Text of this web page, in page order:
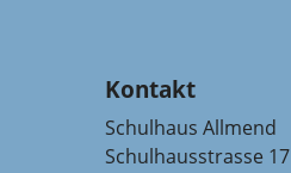
Kontakt
Schulhaus Allmend
Schulhausstrasse 17